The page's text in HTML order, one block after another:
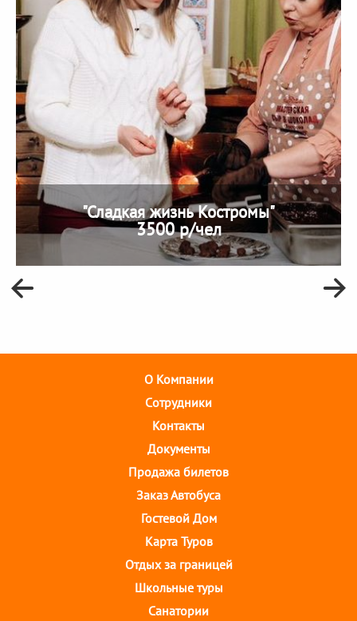
"Сладкая жизнь Костромы"
3500 р/чел
О Компании
Cотрудники
Контакты
Документы
Продажа билетов
Заказ Автобуса
Гостевой Дом
Карта Туров
Отдых за границей
Школьные туры
Санатории